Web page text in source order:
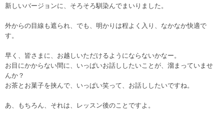
新しいバージョンに、そろそろ馴染んでまいりました。
外からの目線も遮られ、でも、明かりは程よく入り、なかなか快適で
す。
早く、皆さまに、お越しいただけるようにならないかなー。
お目にかからない間に、いっぱいお話ししたいことが、溜まっていませ
んか？
お茶とお菓子を挟んで、いっぱい笑って、お話ししたいですね。
あ、もちろん、それは、レッスン後のことですよ。